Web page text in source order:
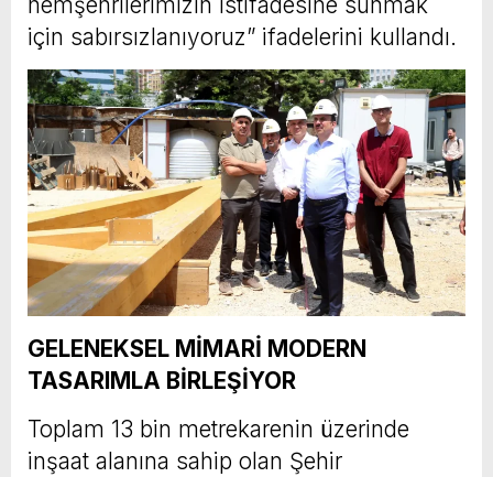
için sabırsızlanıyoruz” ifadelerini kullandı.
GELENEKSEL MİMARİ MODERN
TASARIMLA BİRLEŞİYOR
Toplam 13 bin metrekarenin üzerinde
inşaat alanına sahip olan Şehir